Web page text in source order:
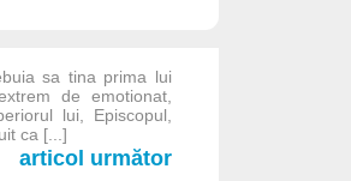
sa tina prima lui
de emotionat,
lui, Episcopul,
ca [...]
articol următor